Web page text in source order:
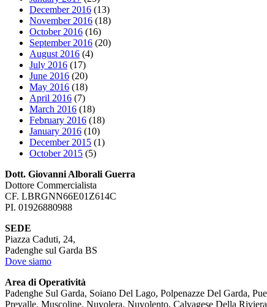
December 2016 (13)
November 2016 (18)
October 2016 (16)
September 2016 (20)
August 2016 (4)
July 2016 (17)
June 2016 (20)
May 2016 (18)
April 2016 (7)
March 2016 (18)
February 2016 (18)
January 2016 (10)
December 2015 (1)
October 2015 (5)
Dott. Giovanni Alborali Guerra
Dottore Commercialista
CF. LBRGNN66E01Z614C
PI. 01926880988
SEDE
Piazza Caduti, 24,
Padenghe sul Garda BS
Dove siamo
Area di Operatività
Padenghe Sul Garda, Soiano Del Lago, Polpenazze Del Garda,
Prevalle, Muscoline, Nuvolera, Nuvolento, Calvagese Della